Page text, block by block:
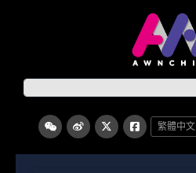
繁體中文